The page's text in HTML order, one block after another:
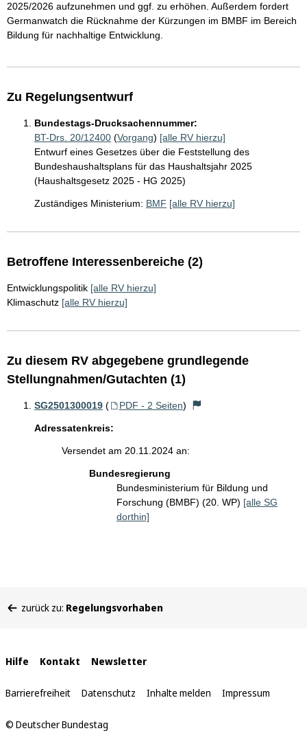
2025/2026 aufzunehmen und ggf. zu erhöhen. Außerdem fordert
Germanwatch die Rücknahme der Kürzungen im BMBF im Bereich
Bildung für nachhaltige Entwicklung.
Zu Regelungsentwurf
Bundestags-Drucksachennummer:
BT-Drs. 20/12400 (Vorgang) [alle RV hierzu]
Entwurf eines Gesetzes über die Feststellung des
Bundeshaushaltsplans für das Haushaltsjahr 2025
(Haushaltsgesetz 2025 - HG 2025)
Zuständiges Ministerium: BMF [alle RV hierzu]
Betroffene Interessenbereiche (2)
Entwicklungspolitik [alle RV hierzu]
Klimaschutz [alle RV hierzu]
Zu diesem RV abgegebene grundlegende
Stellungnahmen/Gutachten (1)
SG2501300019 ( PDF - 2 Seiten)
Adressatenkreis:
Versendet am 20.11.2024 an:
Bundesregierung
Bundesministerium für Bildung und
Forschung (BMBF) (20. WP) [alle SG
dorthin]
befinden
zurück zu: Regelungsvorhaben
Interne
Links
Hilfe Kontakt Newsletter
Barrierefreiheit Datenschutz Inhalte melden Impressum
© Deutscher Bundestag